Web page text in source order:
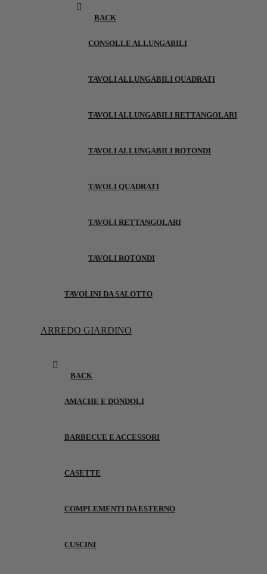
BACK
CONSOLLE ALLUNGABILI
TAVOLI ALLUNGABILI QUADRATI
TAVOLI ALLUNGABILI RETTANGOLARI
TAVOLI ALLUNGABILI ROTONDI
TAVOLI QUADRATI
TAVOLI RETTANGOLARI
TAVOLI ROTONDI
TAVOLINI DA SALOTTO
ARREDO GIARDINO
BACK
AMACHE E DONDOLI
BARBECUE E ACCESSORI
CASETTE
COMPLEMENTI DA ESTERNO
CUSCINI